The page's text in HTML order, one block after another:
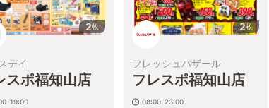
2枚
デイ
スポ福知山店
19:00
2枚
フレッシュバザール
フレスポ福知山店
08:00-23:00